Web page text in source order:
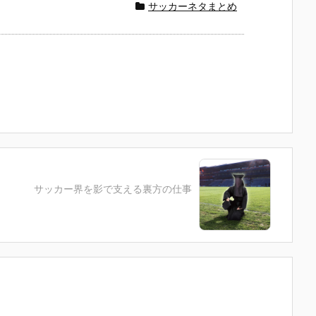
サッカーネタまとめ
サッカー界を影で支える裏方の仕事